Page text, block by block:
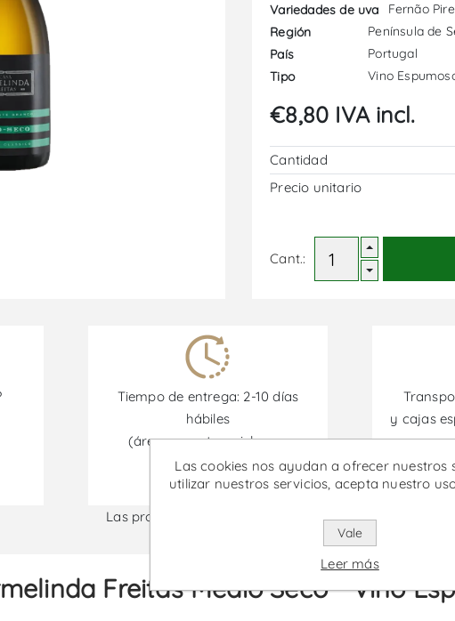
Variedades de uva
Fernão
Región
Península de
País
Portugal
Tipo
Vino
€8,80 IVA incl.
Cantidad
Precio unitario
Cant.:
Tiempo de entrega: 2-10 días
hábiles
(áreas remotas e islas no
incluidas)
y cajas
Las promociones están disponibles desde el 30/06/
Freitas Medio Seco - Vino
Las cookies nos ayudan a ofrecer nuestros
utilizar nuestros servicios, acepta nuestro
Vale
Leer más